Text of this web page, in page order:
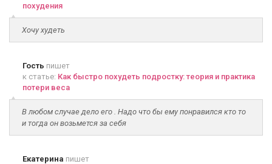
похудения
Хочу худеть
Гость пишет
к статье: Как быстро похудеть подростку: теория и практика
потери веса
В любом случае дело его . Надо что бы ему понравился кто то
и тогда он возьмется за себя
Екатерина пишет